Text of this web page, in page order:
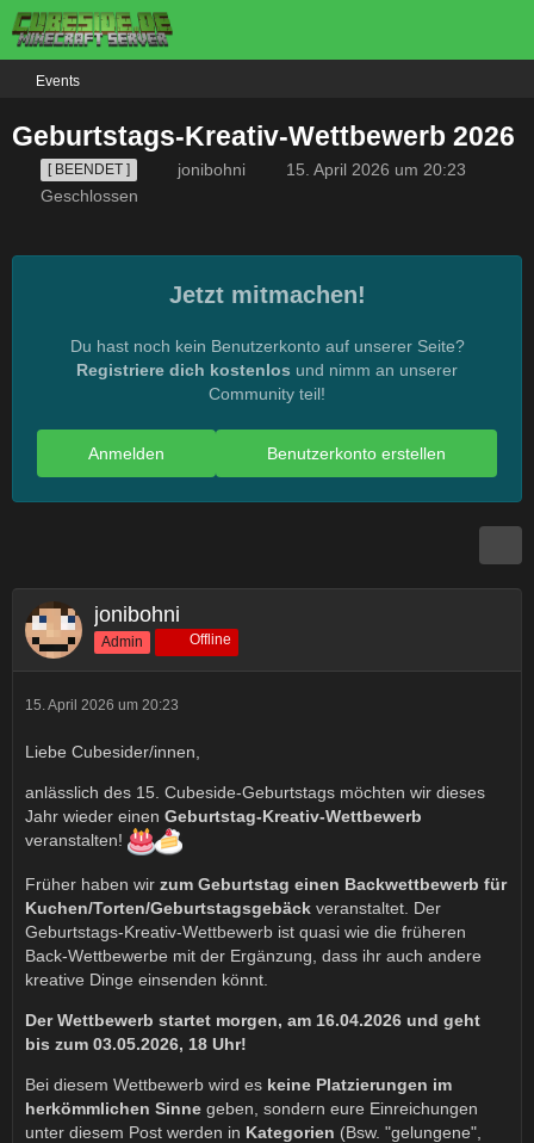
Events
Geburtstags-Kreativ-Wettbewerb 2026
[ BEENDET ] jonibohni
15. April 2026 um 20:23
Geschlossen
Jetzt mitmachen!
Du hast noch kein Benutzerkonto auf unserer Seite?
Registriere dich kostenlos und nimm an unserer
Community teil!
Benutzerkonto erstellen
Anmelden
jonibohni
Admin Offline
15. April 2026 um 20:23
Liebe Cubesider/innen,
anlässlich des 15. Cubeside-Geburtstags möchten wir dieses
Jahr wieder einen Geburtstag-Kreativ-Wettbewerb
veranstalten!
Früher haben wir zum Geburtstag einen Backwettbewerb für
Kuchen/Torten/Geburtstagsgebäck veranstaltet. Der
Geburtstags-Kreativ-Wettbewerb ist quasi wie die früheren
Back-Wettbewerbe mit der Ergänzung, dass ihr auch andere
kreative Dinge einsenden könnt.
Der Wettbewerb startet morgen, am 16.04.2026 und geht
bis zum 03.05.2026, 18 Uhr!
Bei diesem Wettbewerb wird es keine Platzierungen im
herkömmlichen Sinne geben, sondern eure Einreichungen
unter diesem Post werden in Kategorien (Bsw. "gelungene",